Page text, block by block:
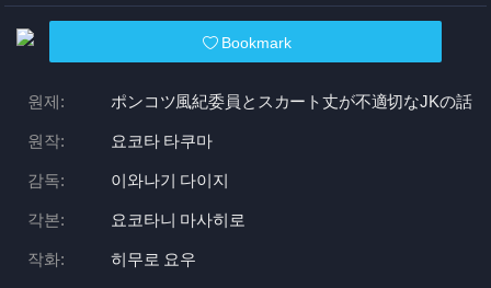
Bookmark
원제: ポンコツ風紀委員とスカート丈が不適切なJKの話
원작: 요코타 타쿠마
감독: 이와나기 다이지
각본: 요코타니 마사히로
작화: 히무로 요우